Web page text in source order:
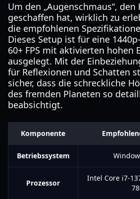
Um den „Augenschmaus“,
geschaffen hat, wirklich zu
die empfohlenen
Dieses Setup ist für eine
60+ FPS mit aktivierten hohen
ausgelegt. Mit der
für Reflexionen und Schatten
sicher, dass die schreckliche
des fremden Planeten so
beabsichtigt.
Komponente
Betriebssystem
Prozessor
Intel Core i7-